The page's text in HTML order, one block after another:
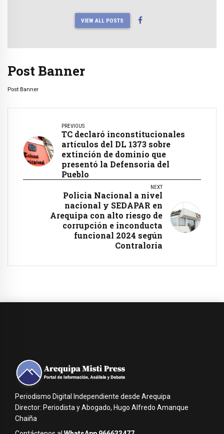
VIEW ALL POSTS
Post Banner
Post Banner
PREVIOUS
TC declaró inconstitucionales
artículos del DL 1373 sobre
extinción de dominio que
presentó la Defensoria del
Pueblo
NEXT
Policia Nacional a nivel
nacional y SEDAPAR en
Arequipa con alto riesgo de
corrupción e inconducta
funcional 2024 según
Contraloría
Periodismo Digital Independiente desde Arequipa
Director: Periodista y Abogado, Hugo Alfredo Amanque
Chaiña